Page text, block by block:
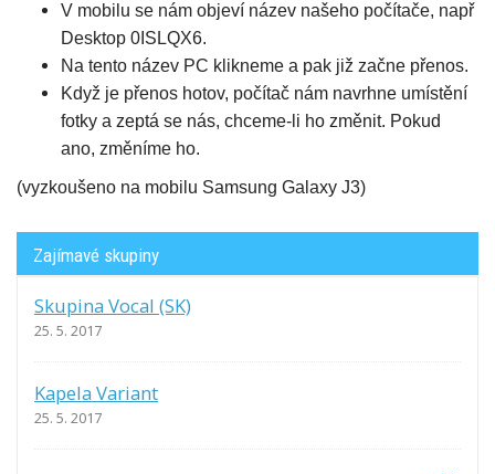
V mobilu se nám objeví název našeho počítače, např
Desktop 0ISLQX6.
Na tento název PC klikneme a pak již začne přenos.
Když je přenos hotov, počítač nám navrhne umístění
fotky a zeptá se nás, chceme-li ho změnit. Pokud
ano, změníme ho.
(vyzkoušeno na mobilu Samsung Galaxy J3)
Zajímavé skupiny
Skupina Vocal (SK)
25. 5. 2017
Kapela Variant
25. 5. 2017